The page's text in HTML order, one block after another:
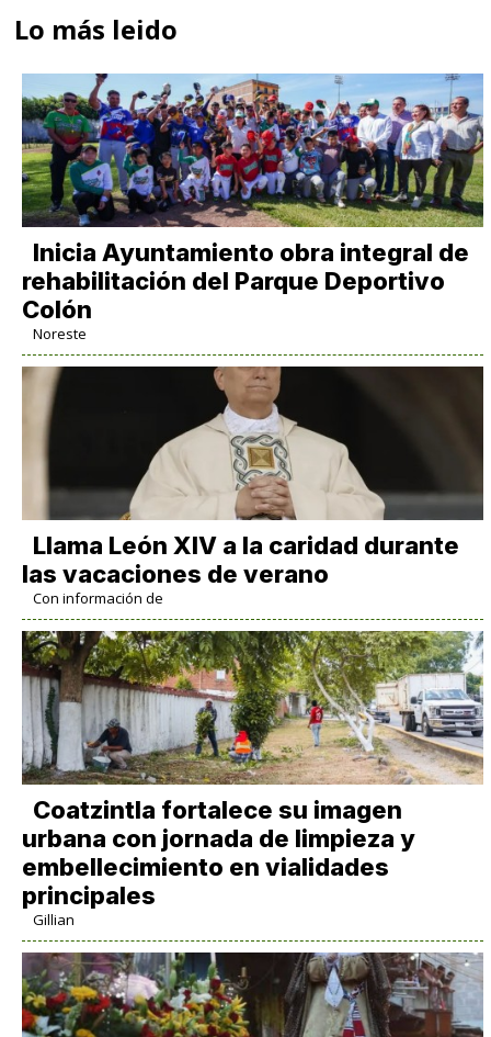
Lo más leido
Inicia Ayuntamiento obra integral de
rehabilitación del Parque Deportivo
Colón
Noreste
Llama León XIV a la caridad durante
las vacaciones de verano
Con información de
Coatzintla fortalece su imagen
urbana con jornada de limpieza y
embellecimiento en vialidades
principales
Gillian